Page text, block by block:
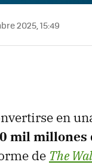
2025, 15:49
en
mil millones
de The